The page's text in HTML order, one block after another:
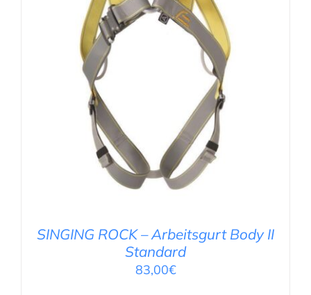
AUSFÜHRUNG WÄHLEN / DETAILS
SINGING ROCK – Arbeitsgurt Body II
Standard
83,00€